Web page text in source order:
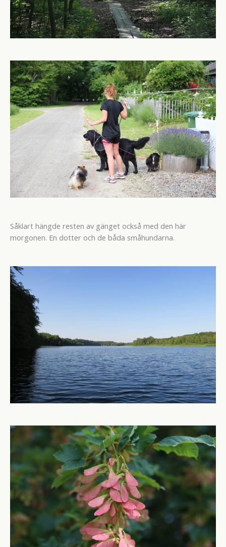
Såklart hängde resten av gänget också med den här
morgonen. En dotter och de båda småhundarna.